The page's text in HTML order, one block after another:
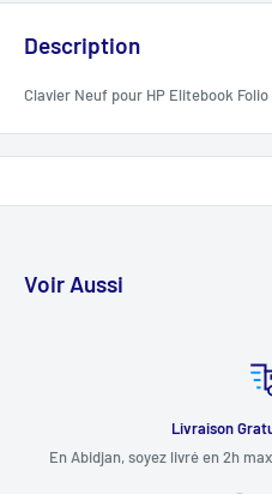
Description
Clavier Neuf pour HP Elitebook Folio
Voir Aussi
Livraison
En Abidjan, soyez livré en 2h